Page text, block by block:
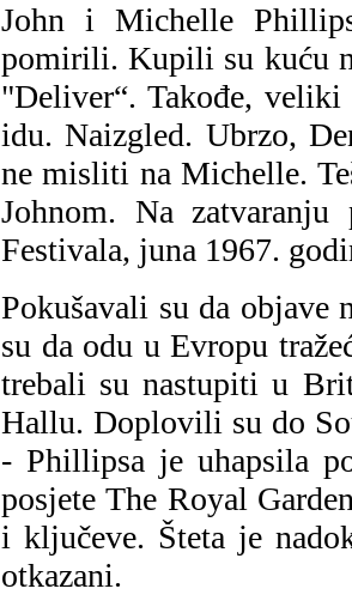
John i Michelle
pomirili. Kupili su kuću
"Deliver“. Takođe,
idu. Naizgled. Ubrzo,
ne misliti na Michelle.
Johnom. Na
Festivala, juna 1967.
Pokušavali su da
su da odu u Evropu
trebali su nastupiti u
Hallu. Doplovili su do
- Phillipsa je uhapsila
posjete The Royal
i ključeve. Šteta je
otkazani.